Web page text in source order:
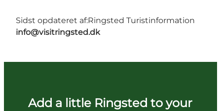
Sidst opdateret af:Ringsted Turistinformation
info@visitringsted.dk
Add a little Ringsted to your